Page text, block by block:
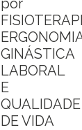
por
GINÁSTICA
LABORAL
E
QUALIDADE
DE VIDA